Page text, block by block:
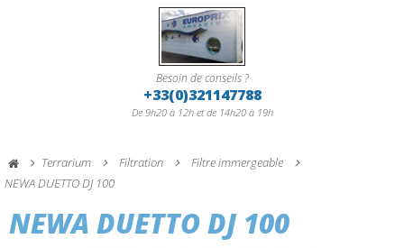
Besoin de conseils ?
+33(0)321147788
De 9h20 à 12h et de 14h20 à 19h
Terrarium Filtration
Filtre immergeable
NEWA DUETTO DJ 100
NEWA DUETTO DJ 100